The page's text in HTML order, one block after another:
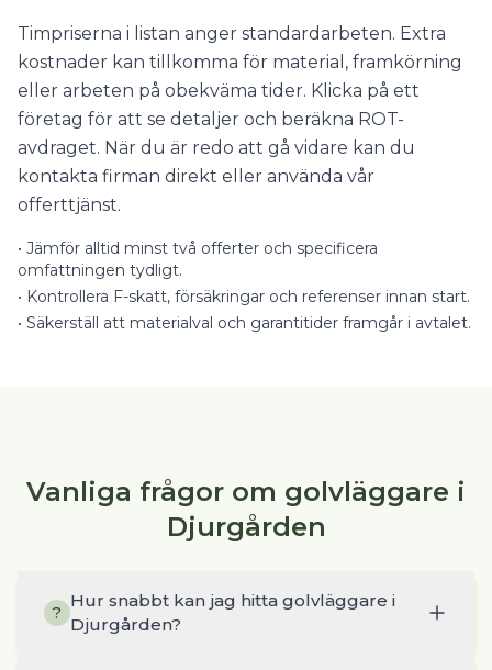
Timpriserna i listan anger standardarbeten. Extra
kostnader kan tillkomma för material, framkörning
eller arbeten på obekväma tider. Klicka på ett
företag för att se detaljer och beräkna ROT-
avdraget. När du är redo att gå vidare kan du
kontakta firman direkt eller använda vår
offerttjänst.
• Jämför alltid minst två offerter och specificera
omfattningen tydligt.
• Kontrollera F-skatt, försäkringar och referenser innan start.
• Säkerställ att materialval och garantitider framgår i avtalet.
Vanliga frågor om golvläggare i
Djurgården
?
Hur snabbt kan jag hitta golvläggare i
Djurgården?